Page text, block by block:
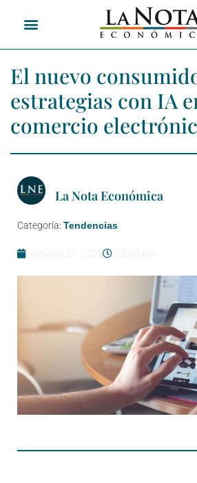
El nuevo
estrategias con IA
comercio
La Nota Económica
Categoría: Tendencias